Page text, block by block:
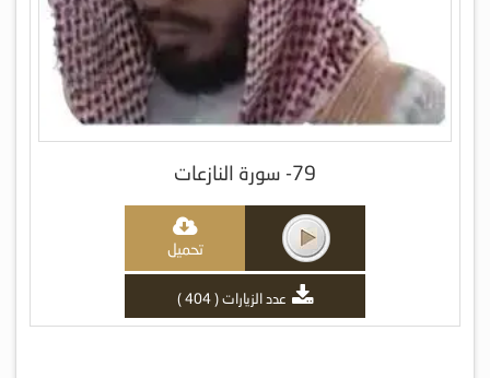
79- سورة النازعات
تحميل
عدد الزيارات ( 404 )